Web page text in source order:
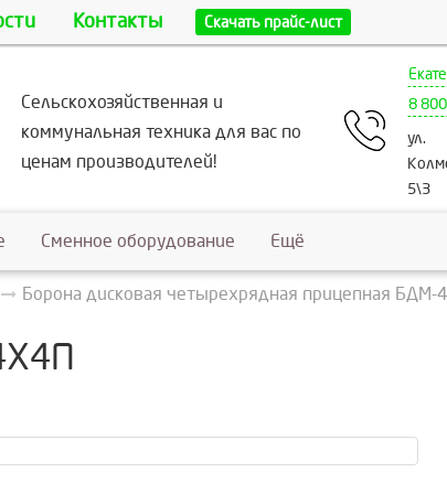
Контакты Скачать прайс-лист
Сельскохозяйственная и
коммунальная техника для вас по
ценам производителей!
8
ул.
5\3
Сменное оборудование Ещё
Борона дисковая четырехрядная прицепная